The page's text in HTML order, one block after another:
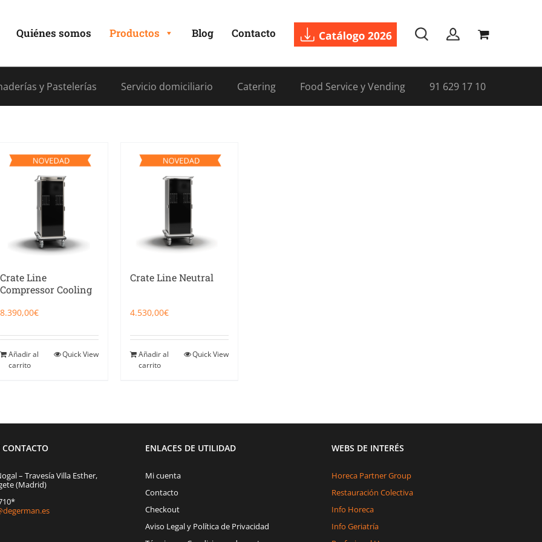
Quiénes somos Productos Blog Contacto
y Pastelerías Servicio domiciliario Catering Food Service y Vending 91 629 17 10
Crate Line
Compressor Cooling
8.390,00€
Añadir al
carrito
Quick View
Crate Line Neutral
4.530,00€
Añadir al
carrito
Quick View
CONTACTO
– Travesía Villa Esther,
(Madrid)
ENLACES DE UTILIDAD
Mi cuenta
Contacto
Checkout
Aviso Legal y Política de Privacidad
WEBS DE INTERÉS
Horeca Partner Group
Restauración Colectiva
Info Horeca
Info Geriatría